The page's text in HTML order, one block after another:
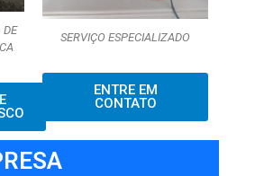
DE
SERVIÇO ESPECIALIZADO
ENTRE EM
CONTATO